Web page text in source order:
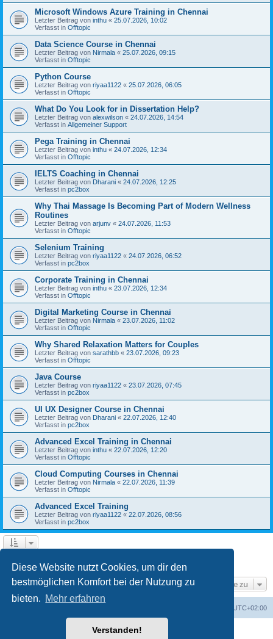
Diese Website nutzt Cookies, um dir den
bestmöglichen Komfort bei der Nutzung zu
bieten. Mehr erfahren
Verstanden!
Microsoft Windows Azure Training in Chennai
Letzter Beitrag von inthu « 25.07.2026, 10:02
Verfasst in Offtopic
Data Science Course in Chennai
Letzter Beitrag von Nirmala « 25.07.2026, 09:15
Verfasst in Offtopic
Python Course
Letzter Beitrag von riyaa1122 « 25.07.2026, 06:05
Verfasst in Offtopic
What Do You Look for in Dissertation Help?
Letzter Beitrag von alexwilson « 24.07.2026, 14:54
Verfasst in Allgemeiner Support
Pega Training in Chennai
Letzter Beitrag von inthu « 24.07.2026, 12:34
Verfasst in Offtopic
IELTS Coaching in Chennai
Letzter Beitrag von Dharani « 24.07.2026, 12:25
Verfasst in pc2box
Why Thai Massage Is Becoming Part of Modern Wellness
Routines
Letzter Beitrag von arjunv « 24.07.2026, 11:53
Verfasst in Offtopic
Selenium Training
Letzter Beitrag von riyaa1122 « 24.07.2026, 06:52
Verfasst in pc2box
Corporate Training in Chennai
Letzter Beitrag von inthu « 23.07.2026, 12:34
Verfasst in Offtopic
Digital Marketing Course in Chennai
Letzter Beitrag von Nirmala « 23.07.2026, 11:02
Verfasst in Offtopic
Why Shared Relaxation Matters for Couples
Letzter Beitrag von sarathbb « 23.07.2026, 09:23
Verfasst in Offtopic
Java Course
Letzter Beitrag von riyaa1122 « 23.07.2026, 07:45
Verfasst in pc2box
UI UX Designer Course in Chennai
Letzter Beitrag von Dharani « 22.07.2026, 12:40
Verfasst in pc2box
Advanced Excel Training in Chennai
Letzter Beitrag von inthu « 22.07.2026, 12:20
Verfasst in Offtopic
Cloud Computing Courses in Chennai
Letzter Beitrag von Nirmala « 22.07.2026, 11:39
Verfasst in Offtopic
Advanced Excel Training
Letzter Beitrag von riyaa1122 « 22.07.2026, 08:56
Verfasst in pc2box
Gehe zu
UTC+02:00
Powered byphpBB® Forum Software © phpBB Limited